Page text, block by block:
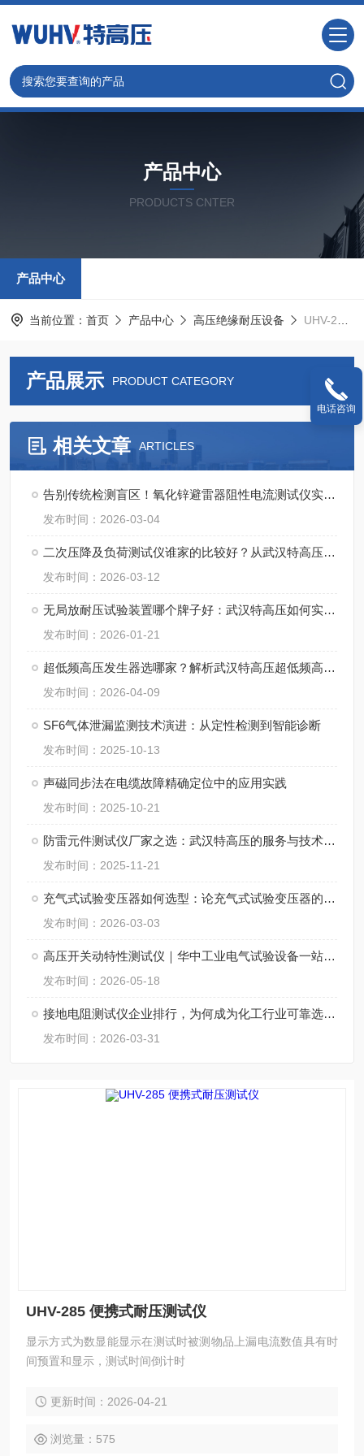
产品中心
PRODUCTS CNTER
产品中心
当前位置： 首页 产品中心 高压绝缘耐压设备 UHV-285 便携式耐压测试仪
产品展示 PRODUCT CATEGORY
相关文章 ARTICLES
告别传统检测盲区！氧化锌避雷器阻性电流测试仪实现高效在线监测
发布时间：2026-03-04
二次压降及负荷测试仪谁家的比较好？从武汉特高压的实践看可靠设备的标准
发布时间：2026-03-12
无局放耐压试验装置哪个牌子好：武汉特高压如何实现绝缘缺陷的早期电学筛查
发布时间：2026-01-21
超低频高压发生器选哪家？解析武汉特高压超低频高压发生器的应用反馈
发布时间：2026-04-09
SF6气体泄漏监测技术演进：从定性检测到智能诊断
发布时间：2025-10-13
声磁同步法在电缆故障精确定位中的应用实践
发布时间：2025-10-21
防雷元件测试仪厂家之选：武汉特高压的服务与技术创新
发布时间：2025-11-21
充气式试验变压器如何选型：论充气式试验变压器的科学选型之道
发布时间：2026-03-03
高压开关动特性测试仪｜华中工业电气试验设备一站式采购平台口碑之选
发布时间：2026-05-18
接地电阻测试仪企业排行，为何成为化工行业可靠选择？
发布时间：2026-03-31
UHV-285 便携式耐压测试仪
显示方式为数显能显示在测试时被测物品上漏电流数值具有时
间预置和显示，测试时间倒计时
更新时间：2026-04-21
浏览量：575
电话咨询